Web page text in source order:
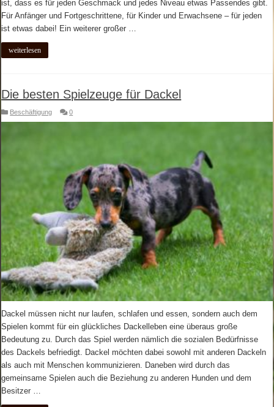
ist, dass es für jeden Geschmack und jedes Niveau etwas Passendes gibt.
Für Anfänger und Fortgeschrittene, für Kinder und Erwachsene – für jeden
ist etwas dabei! Ein weiterer großer …
weiterlesen
Die besten Spielzeuge für Dackel
Beschäftigung 0
Dackel müssen nicht nur laufen, schlafen und essen, sondern auch dem
Spielen kommt für ein glückliches Dackelleben eine überaus große
Bedeutung zu. Durch das Spiel werden nämlich die sozialen Bedürfnisse
des Dackels befriedigt. Dackel möchten dabei sowohl mit anderen Dackeln
als auch mit Menschen kommunizieren. Daneben wird durch das
gemeinsame Spielen auch die Beziehung zu anderen Hunden und dem
Besitzer …